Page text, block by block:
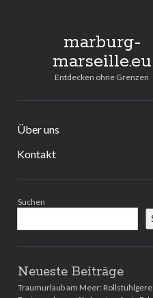
marburg-
marseille.eu
Entdecken ohne Grenzen
Über uns
Kontakt
Suchen
Neueste Beiträge
Traumurlaub am Meer: